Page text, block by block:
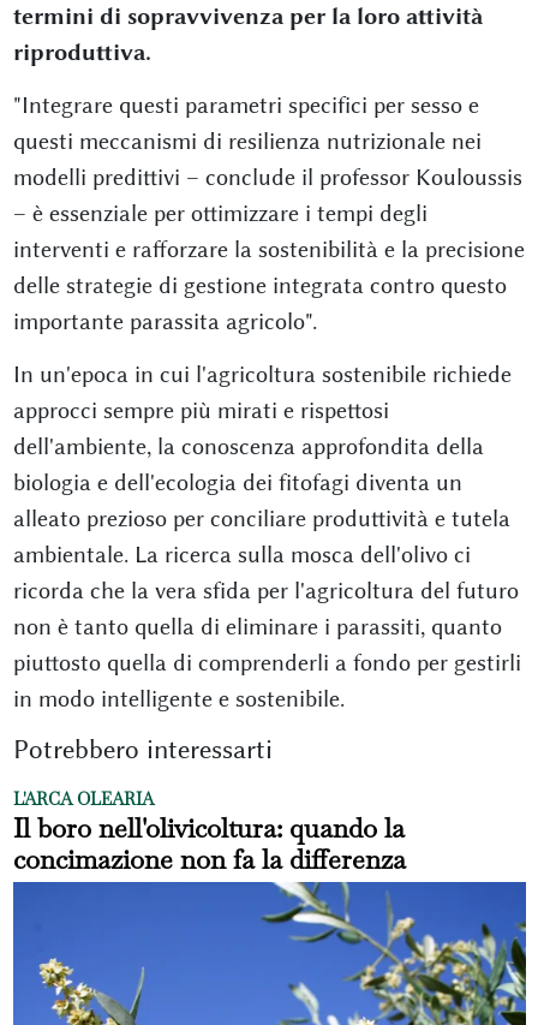
termini di sopravvivenza per la loro attività
riproduttiva.
"Integrare questi parametri specifici per sesso e
questi meccanismi di resilienza nutrizionale nei
modelli predittivi – conclude il professor Kouloussis
– è essenziale per ottimizzare i tempi degli
interventi e rafforzare la sostenibilità e la precisione
delle strategie di gestione integrata contro questo
importante parassita agricolo".
In un'epoca in cui l'agricoltura sostenibile richiede
approcci sempre più mirati e rispettosi
dell'ambiente, la conoscenza approfondita della
biologia e dell'ecologia dei fitofagi diventa un
alleato prezioso per conciliare produttività e tutela
ambientale. La ricerca sulla mosca dell'olivo ci
ricorda che la vera sfida per l'agricoltura del futuro
non è tanto quella di eliminare i parassiti, quanto
piuttosto quella di comprenderli a fondo per gestirli
in modo intelligente e sostenibile.
Potrebbero interessarti
L'ARCA OLEARIA
Il boro nell'olivicoltura: quando la
concimazione non fa la differenza